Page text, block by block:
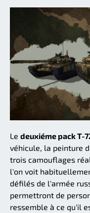
Le deuxiéme pack T-
véhicule, la peinture
trois camouflages
l'on voit
défilés de l'armée
permettront de
ressemble à ce qu'il